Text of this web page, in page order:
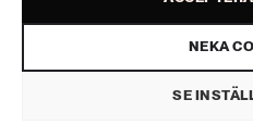
NEKA
SE